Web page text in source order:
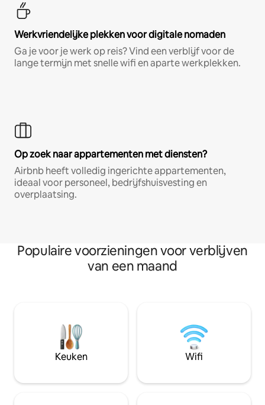
Werkvriendelijke plekken voor digitale nomaden
Ga je voor je werk op reis? Vind een verblijf voor de
lange termijn met snelle wifi en aparte werkplekken.
Op zoek naar appartementen met diensten?
Airbnb heeft volledig ingerichte appartementen,
ideaal voor personeel, bedrijfshuisvesting en
overplaatsing.
Populaire voorzieningen voor verblijven
van een maand
Keuken Wifi